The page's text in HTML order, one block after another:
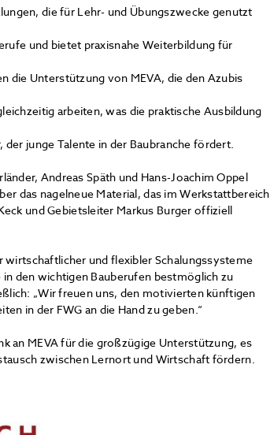
die für Lehr- und Übungszwecke genutzt
und bietet praxisnahe Weiterbildung für
die Unterstützung von MEVA, die den Azubis
arbeiten, was die praktische Ausbildung
junge Talente in der Baubranche fördert.
Andreas Späth und Hans-Joachim Oppel
das nagelneue Material, das im Werkstattbereich
und Gebietsleiter Markus Burger offiziell
und flexibler Schalungssysteme
den wichtigen Bauberufen bestmöglich zu
„Wir freuen uns, den motivierten künftigen
in der FWG an die Hand zu geben.“
an MEVA für die großzügige Unterstützung, es
zwischen Lernort und Wirtschaft fördern.